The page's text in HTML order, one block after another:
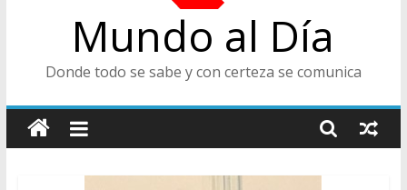
Mundo al Día
Donde todo se sabe y con certeza se comunica